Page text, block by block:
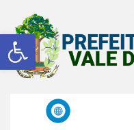
Abrir a barra de ferramentas